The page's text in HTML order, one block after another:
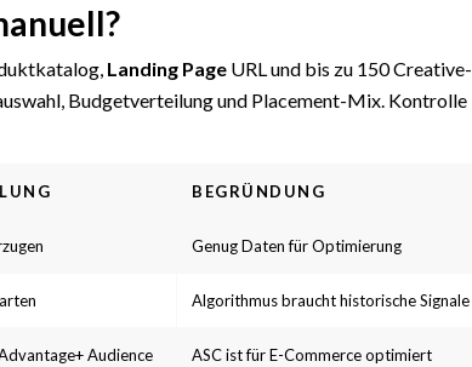
Landing Page URL und bis zu 150 Creative-
Budgetverteilung und Placement-Mix. Kontrolle
BEGRÜNDUNG
Genug Daten für Optimierung
Algorithmus braucht historische Signale
Audience ASC ist für E-Commerce optimiert